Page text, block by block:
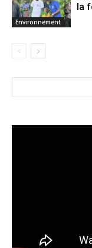
Environnement
la